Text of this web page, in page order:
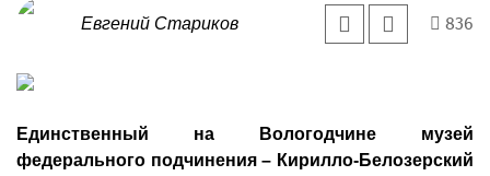
Евгений Стариков 836
Единственный на Вологодчине музей
федерального подчинения – Кирилло-Белозерский